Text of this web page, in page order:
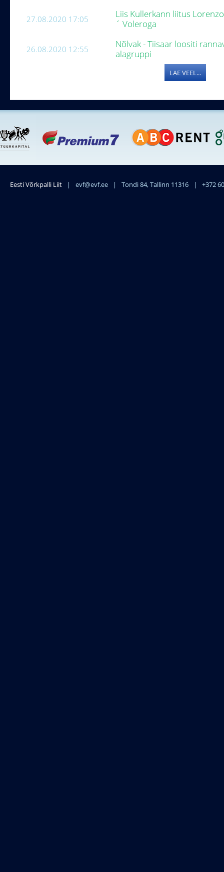
27.08.2020 17:05
Liis Kullerkann liitus
´ Voleroga
26.08.2020 12:55
Nõlvak - Tiisaar loositi
alagruppi
LAE VEEL...
Eesti Võrkpalli Liit | evf@evf.ee | Tondi 84, Tallinn 11316 | +372